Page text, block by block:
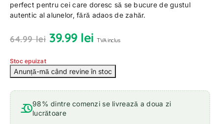
perfect pentru cei care doresc să se bucure de gustul
autentic al alunelor, fără adaos de zahăr.
64.99lei 39.99 lei TVA inclus
Stoc epuizat
98% dintre comenzi se livrează a doua zi
lucrătoare